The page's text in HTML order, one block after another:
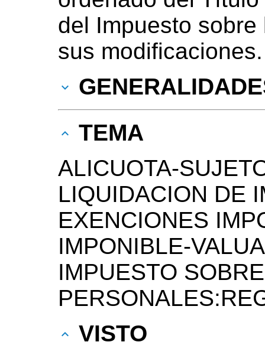
del Impuesto
sus modificaciones.
TEMA
ALICUOTA-
LIQUIDACION DE
EXENCIONES
IMPONIBLE-
IMPUESTO
VISTO